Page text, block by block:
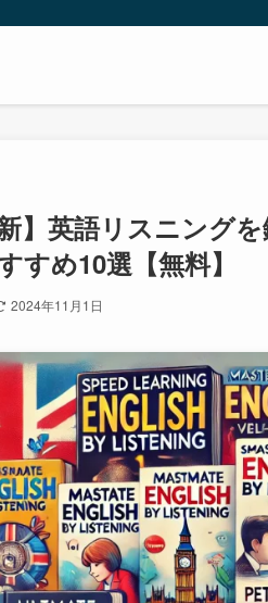
新】英語リスニング
すめ10選【無料】
2024年11月1日